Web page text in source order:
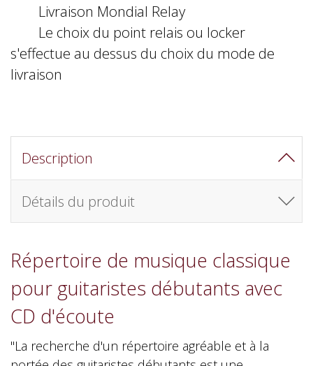
Livraison Mondial Relay
Le choix du point relais ou locker
s'effectue au dessus du choix du mode de
livraison
Description
Détails du produit
Répertoire de musique classique
pour guitaristes débutants avec
CD d'écoute
"La recherche d'un répertoire agréable et à la